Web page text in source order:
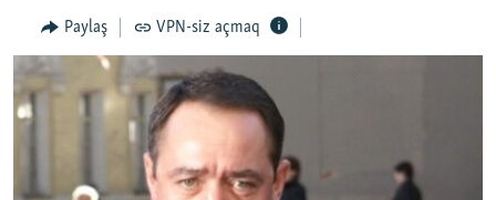
QANUNI DOĞRU
ARAŞDIRMA
MULTIMEDIA
FOTOQALEREYA
OXU ZALI
HAQQIMIZDA
Paylaş VPN-siz açmaq